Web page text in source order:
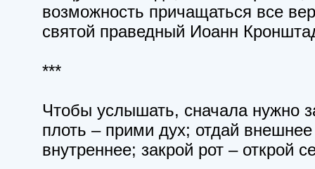
возможность причащаться все
святой праведный Иоанн
***
Чтобы услышать, сначала нужно
плоть – прими дух; отдай
внутреннее; закрой рот – открой